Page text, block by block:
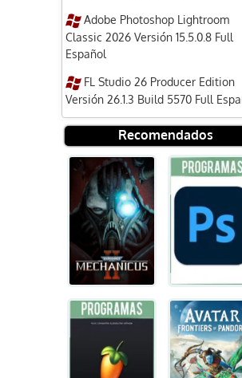
Adobe Photoshop Lightroom
Classic 2026 Versión 15.5.0.8 Full
Español
FL Studio 26 Producer Edition
Versión 26.1.3 Build 5570 Full
Recomendados